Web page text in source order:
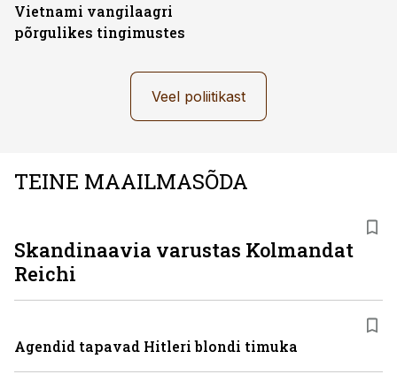
Vietnami vangilaagri
põrgulikes tingimustes
Veel poliitikast
TEINE MAAILMASÕDA
Skandinaavia varustas Kolmandat
Reichi
Agendid tapavad Hitleri blondi timuka